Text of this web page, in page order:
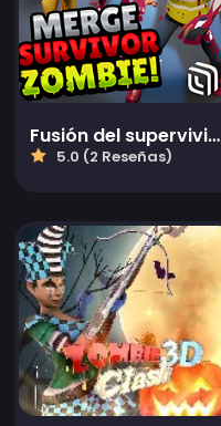
Fusión del superviviente zombi
5.0 (2 Reseñas)